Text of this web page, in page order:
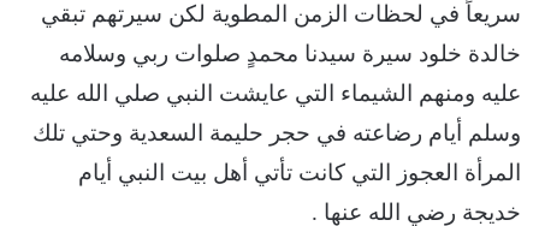
سريعاً في لحظات الزمن المطوية لكن سيرتهم تبقي
خالدة خلود سيرة سيدنا محمدٍ صلوات ربي وسلامه
عليه ومنهم الشيماء التي عايشت النبي صلي الله عليه
وسلم أيام رضاعته في حجر حليمة السعدية وحتي تلك
المرأة العجوز التي كانت تأتي أهل بيت النبي أيام
خديجة رضي الله عنها .